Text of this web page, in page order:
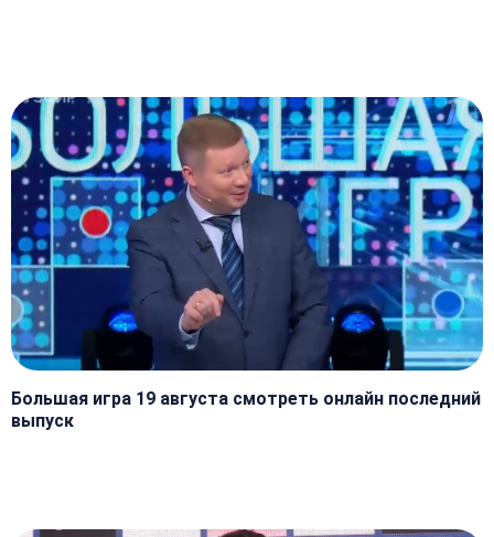
Большая игра 19 августа смотреть онлайн последний
выпуск